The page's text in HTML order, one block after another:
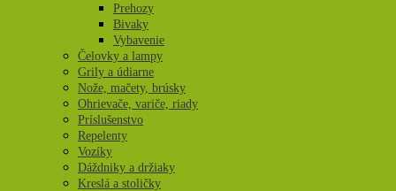
Prehozy
Bivaky
Vybavenie
Čelovky a lampy
Grily a údiarne
Nože, mačety, brúsky
Ohrievače, variče, riady
Príslušenstvo
Repelenty
Vozíky
Dáždniky a držiaky
Kreslá a stoličky